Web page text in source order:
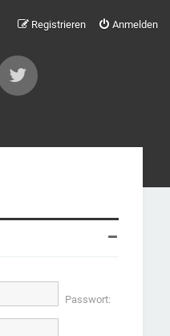
Anmelden
Registrieren
Passwort: